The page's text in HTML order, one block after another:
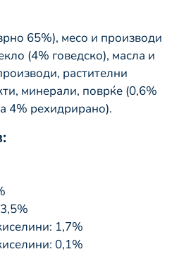
65%), месо и производи
(4% говедско), масла и
растителни
минерали, поврќе (0,6%
4% рехидрирано).
1,7%
0,1%